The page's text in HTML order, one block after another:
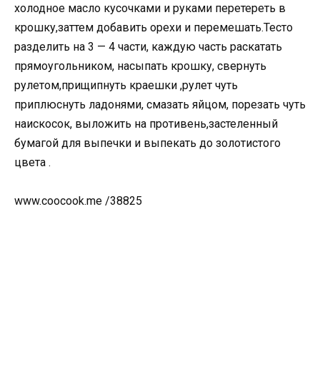
холодное масло кусочками и руками перетереть в
крошку,заттем добавить орехи и перемешать.Тесто
разделить на 3 — 4 части, каждую часть раскатать
прямоугольником, насыпать крошку, свернуть
рулетом,прищипнуть краешки ,рулет чуть
приплюснуть ладонями, смазать яйцом, порезать чуть
наискосок, выложить на противень,застеленный
бумагой для выпечки и выпекать до золотистого
цвета .
www.coocook.me /38825